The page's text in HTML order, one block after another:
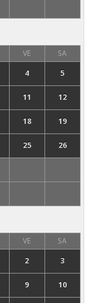
VE
SA
4 5
11 12
18 19
25 26
VE
SA
2 3
9 10